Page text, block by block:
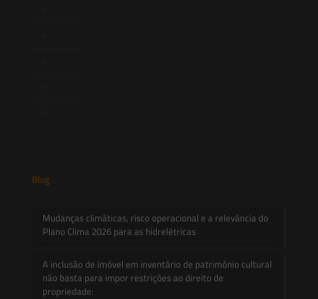
Blog
Mudanças climáticas, risco operacional e a relevância do
Plano Clima 2026 para as hidrelétricas
A inclusão de imóvel em inventário de patrimônio cultural
não basta para impor restrições ao direito de
propriedade: